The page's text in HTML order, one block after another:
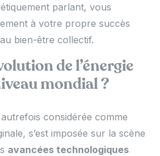
parlant, vous
à votre propre succès
bien-être collectif.
de l’énergie
mondial ?
considérée comme
s’est imposée sur la scène
avancées technologiques